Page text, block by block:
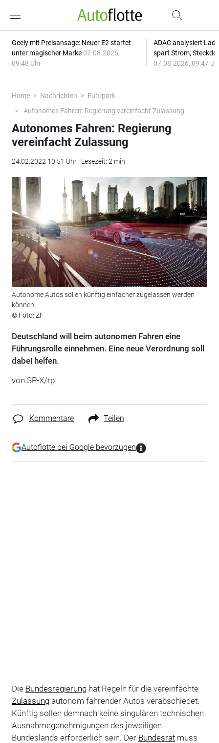
Geely mit Preisansage: Neuer E2 startet
unter magischer Marke 07.08.2026,
09:48 Uhr
ADAC analysiert
spart Strom,
07.08.2026, 09:47
Home Nachrichten
Fuhrpark
Autonomes Fahren: Regierung vereinfacht Zulassung
Autonomes Fahren: Regierung
vereinfacht Zulassung
24.02.2022 10:51 Uhr | Lesezeit: 2 min
Autonome Autos sollen künftig einfacher zugelassen werden
können.
© Foto: ZF
Deutschland will beim autonomen Fahren eine
Führungsrolle einnehmen. Eine neue Verordnung soll
dabei helfen.
von SP-X/rp
Kommentare Teilen
Autoflotte bei Google bevorzugen
Die Bundesregierunghat Regeln für die vereinfachte
Zulassungautonom fahrender Autos verabschiedet.
Künftig sollen demnach keine singulären technischen
Ausnahmegenehmigungen des jeweiligen
Bundeslands erforderlich sein. Der Bundesratmuss